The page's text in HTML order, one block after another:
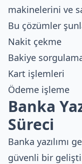
makinelerini ve
Bu çözümler
Nakit çekme
Bakiye
Kart işlemleri
Ödeme işleme
Banka
Süreci
Banka yazılımı
güvenli bir